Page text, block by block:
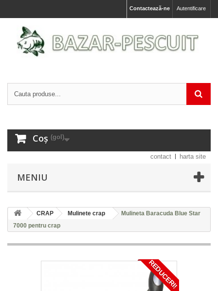
Autentificare
Contactează-ne
Coș (gol)
contact harta site
MENIU
CRAP Mulinete crap
Mulineta Baracuda Blue Star
7000 pentru crap
REDUCERI!